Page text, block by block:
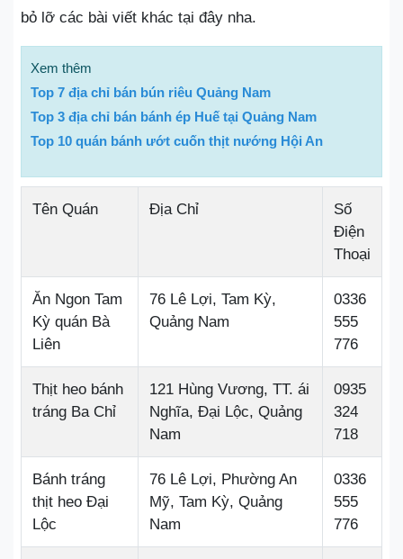
bỏ lỡ các bài viết khác tại đây nha.
Xem thêm
Top 7 địa chỉ bán bún riêu Quảng Nam
Top 3 địa chỉ bán bánh ép Huế tại Quảng Nam
Top 10 quán bánh ướt cuốn thịt nướng Hội An
Tên Quán Địa Chỉ
Số
Điện
Thoại
Ăn Ngon Tam
Kỳ quán Bà
Liên
76 Lê Lợi, Tam Kỳ,
Quảng Nam
0336
555
776
Thịt heo bánh
tráng Ba Chỉ
121 Hùng Vương, TT. ái
Nghĩa, Đại Lộc, Quảng
Nam
0935
324
718
Bánh tráng
thịt heo Đại
Lộc
76 Lê Lợi, Phường An
Mỹ, Tam Kỳ, Quảng
Nam
0336
555
776